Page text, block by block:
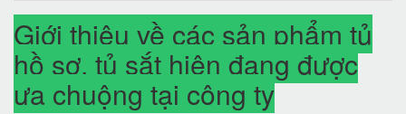
Giới thiệu về các sản phẩm tủ
hồ sơ, tủ sắt hiện đang được
ưa chuộng tại công ty